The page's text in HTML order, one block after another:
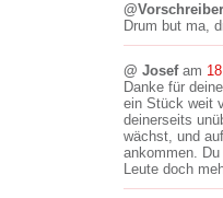
@Vorschreiber
Drum but ma,
@ Josefam
Danke für
ein Stück weit
deinerseits
wächst, und
ankommen.
Leute doch